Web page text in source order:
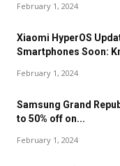
February 1, 2024
Xiaomi HyperOS
Smartphones Soon:
February 1, 2024
Samsung Grand
to 50% off on...
February 1, 2024